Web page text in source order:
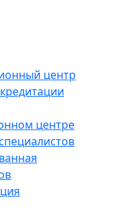
центр
центре